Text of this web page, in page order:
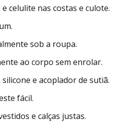
celulite nas costas e culote.
sob a roupa.
ao corpo sem enrolar.
e acoplador de sutiã.
fácil.
e calças justas.